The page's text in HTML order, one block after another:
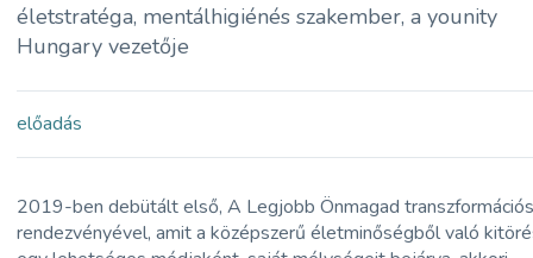
életstratéga, mentálhigiénés szakember, a younity
Hungary vezetője
előadás
2019-ben debütált első, A Legjobb Önmagad
rendezvényével, amit a középszerű életminőségből való